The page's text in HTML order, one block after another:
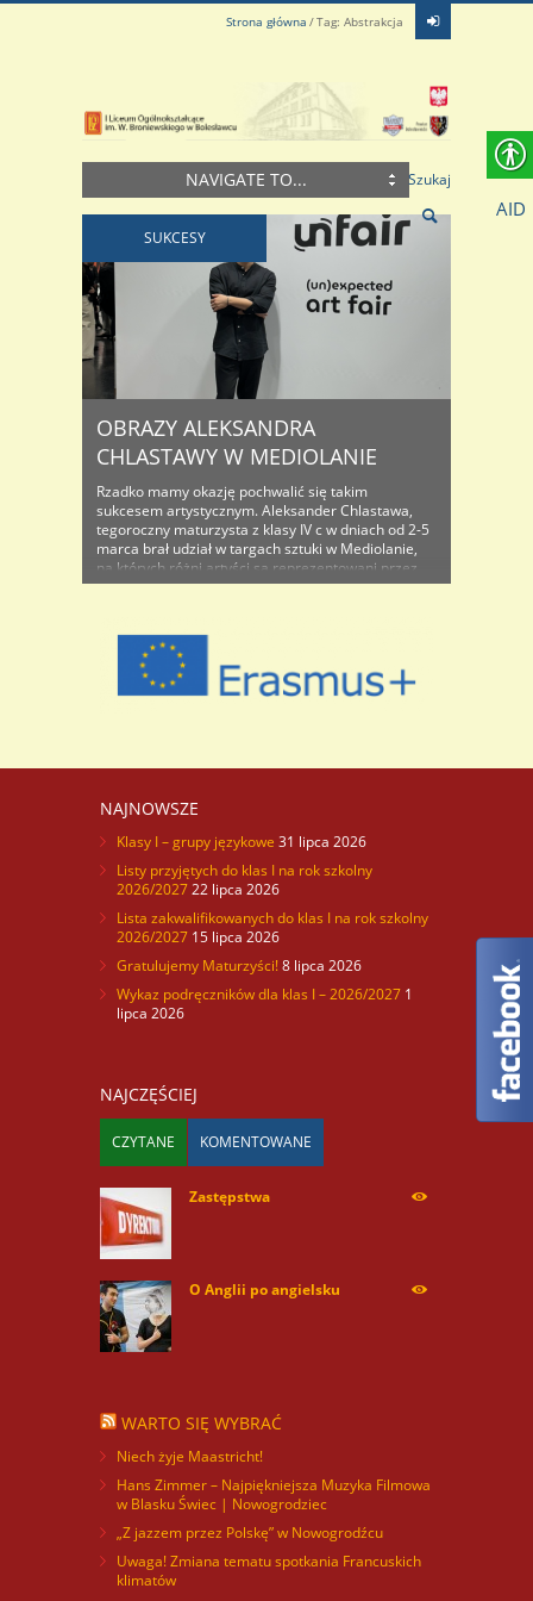
Strona główna Tag: Abstrakcja
NAVIGATE TO... Szukaj
SUKCESY
OBRAZY ALEKSANDRA
CHLASTAWY W MEDIOLANIE
Rzadko mamy okazję pochwalić się takim
sukcesem artystycznym. Aleksander Chlastawa,
tegoroczny maturzysta z klasy IV c w dniach od 2-5
marca brał udział w targach sztuki w Mediolanie,
na których różni artyści są reprezentowani przez
galerie sztuki z całego świata. Jest to już druga
NAJNOWSZE
Klasy I – grupy językowe 31 lipca 2026
Listy przyjętych do klas I na rok szkolny
2026/202722 lipca 2026
Lista zakwalifikowanych do klas I na rok szkolny
2026/2027 15 lipca 2026
Gratulujemy Maturzyści!8 lipca 2026
Wykaz podręczników dla klas I – 2026/2027 1
lipca 2026
NAJCZĘŚCIEJ
CZYTANE KOMENTOWANE
Zastępstwa
O Anglii po angielsku
WARTO SIĘ WYBRAĆ
Niech żyje Maastricht!
Hans Zimmer – Najpiękniejsza Muzyka Filmowa
w Blasku Świec | Nowogrodziec
„Z jazzem przez Polskę” w Nowogrodźcu
Uwaga! Zmiana tematu spotkania Francuskich
klimatów
AID